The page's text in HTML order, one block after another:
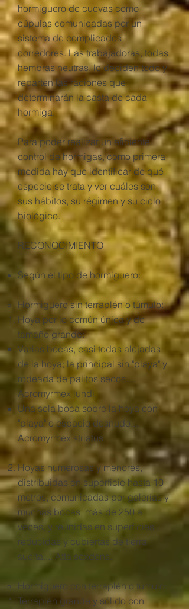
hormiguero de cuevas como
cúpulas comunicadas por un
sistema de complicados
corredores. Las trabajadoras, todas
hembras neutras, lo deciden todo y
reparten las raciones que
determinarán la casta de cada
hormiga.
Para poder realizar un eficiente
control de hormigas, como primera
medida hay que identificar de qué
especie se trata y ver cuáles son
sus hábitos, su régimen y su ciclo
biológico.
RECONOCIMIENTO​
Según el tipo de hormiguero:
Hormiguero sin terraplén o túmulo:
Hoya por lo común única y de
tamaño grande:
Varias bocas, casi todas alejadas
de la hoya; la principal sin "playa" y
rodeada de palitos secos....
Acromyrmex lundi.
Una sola boca sobre la hoya con
"playa" o espacio desnudo....
Acromyrmex striatus.
Hoyas numerosas y menores,
distribuidas en superficie hasta 10
metros, comunicadas por galerías y
muchas bocas, más de 250 a
veces, y reunidas en superficies
reducidas y cubiertas de tierra
suelta.... Atta sexdens.
Hormiguero con terraplén o túmulo:
Terraplén grande y sólido con